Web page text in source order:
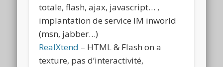
totale, flash, ajax, javascript… ,
implantation de service IM inworld
(msn, jabber…)
RealXtend – HTML & Flash on a
texture, pas d’interactivité,